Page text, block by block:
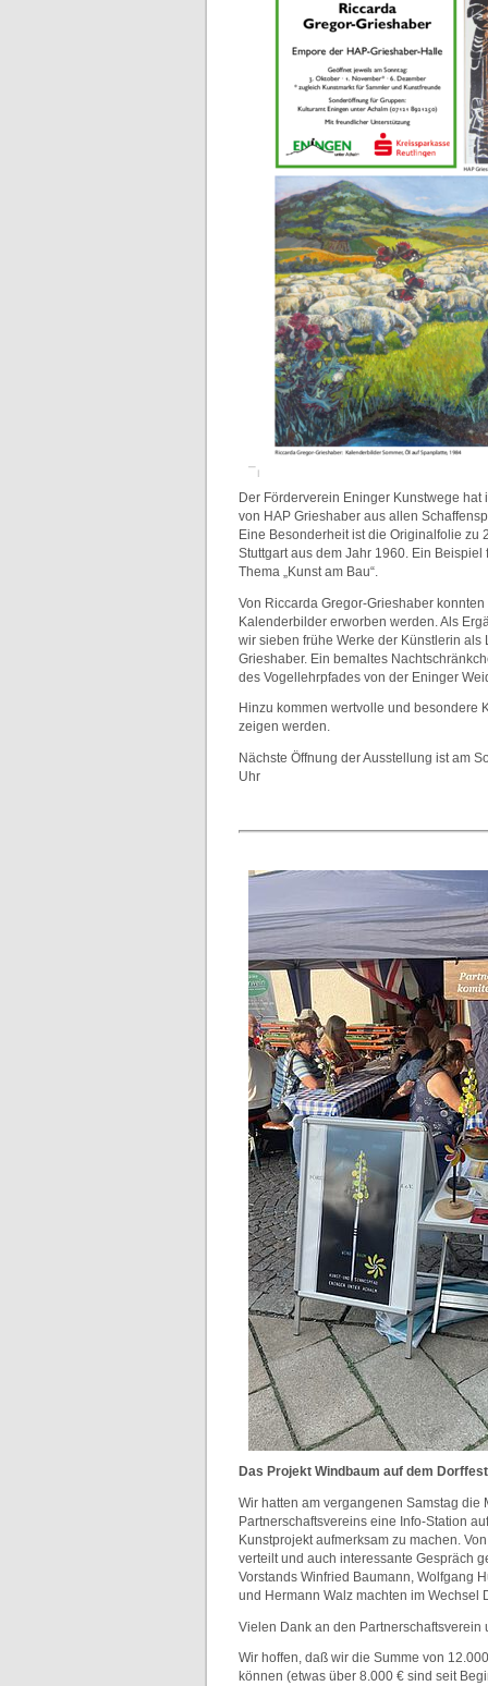
Der Förderverein Eninger Kunstwege
von HAP Grieshaber aus allen
Eine Besonderheit ist die Originalfolie zu
Stuttgart aus dem Jahr 1960. Ein
Thema „Kunst am Bau“.
Von Riccarda Gregor-Grieshaber
Kalenderbilder erworben werden. Als
wir sieben frühe Werke der Künstlerin als
Grieshaber. Ein bemaltes
des Vogellehrpfades von der Eninger
Hinzu kommen wertvolle und besondere
zeigen werden.
Nächste Öffnung der Ausstellung ist am
Uhr
Das Projekt Windbaum auf dem Dorffest
Wir hatten am vergangenen Samstag die
Partnerschaftsvereins eine Info-Station
Kunstprojekt aufmerksam zu machen.
verteilt und auch interessante Gespräch
Vorstands Winfried Baumann, Wolfgang
und Hermann Walz machten im Wechsel
Vielen Dank an den Partnerschaftsverein
Wir hoffen, daß wir die Summe von
können (etwas über 8.000 € sind seit